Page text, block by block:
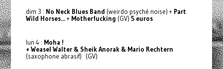
dim 3 : No Neck Blues Band (weirdo psyché noise) + Part
Wild Horses...+ Motherfucking (GV) 5 euros
lun 4 : Moha !
+ Weasel Walter & Sheik Anorak & Mario Rechtern
(saxophone abrasif) (GV)